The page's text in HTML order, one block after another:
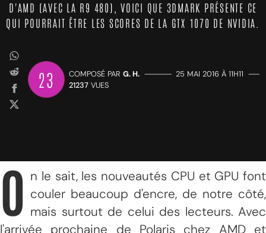
D'AMD (AVEC LA R9 480), VOICI QUE 3DMARK PRÉSENTE CE
QUI POURRAIT ÊTRE LES SCORES DE LA GTX 1070 DE NVIDIA.
23 COMPOSÉ PAR G. H. ————— 25 MAI 2016 À 11H11 ——
21237 VUES
O n le sait, les nouveautés CPU et GPU font
couler beaucoup d'encre, de notre côté,
mais surtout de celui des lecteurs. Avec
l'arrivée prochaine de Polaris chez AMD et